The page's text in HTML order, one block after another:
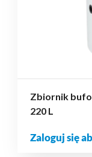
Zbiornik
220 L
Zaloguj się